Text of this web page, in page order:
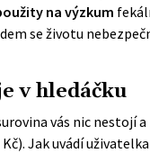
na výzkum
se životu
v hledáčku
vás nic nestojí
Jak uvádí